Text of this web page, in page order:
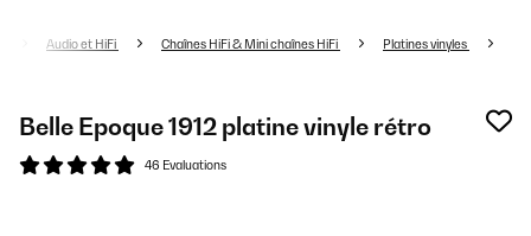
Audio et HiFi Chaînes HiFi & Mini chaînes HiFi Platines vinyles
Belle Epoque 1912 platine vinyle rétro
46 Evaluations